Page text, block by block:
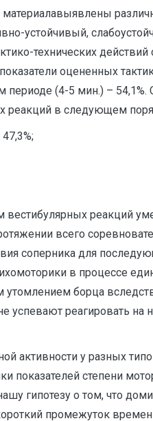
материалавыявлены
устойчивый,
технических
оцененных
(4-5 мин.) – 54,1%.
реакций в следующем
реакций
всего
соперника для
в процессе
борца
успевают реагировать на
активности у разных
показателей степени
гипотезу о том, что
промежуток